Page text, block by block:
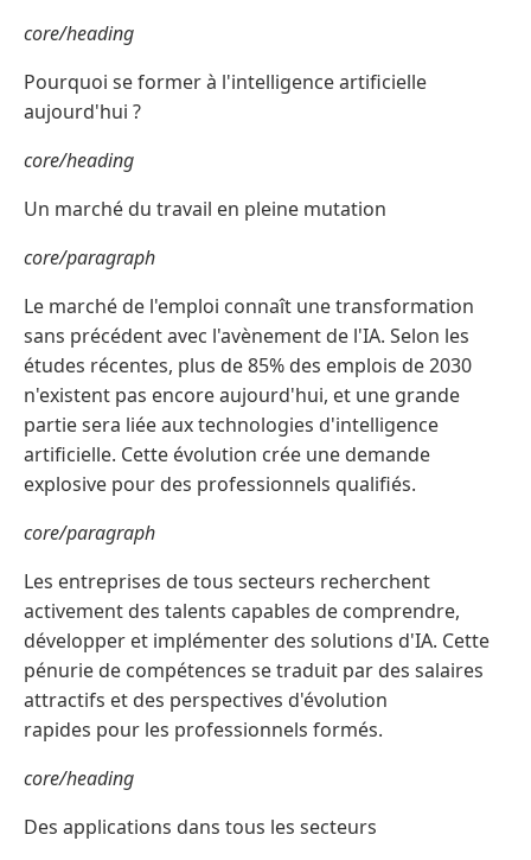
core/heading
Pourquoi se former à l'intelligence artificielle
aujourd'hui ?
core/heading
Un marché du travail en pleine mutation
core/paragraph
Le marché de l'emploi connaît une transformation
sans précédent avec l'avènement de l'IA. Selon les
études récentes, plus de 85% des emplois de 2030
n'existent pas encore aujourd'hui, et une grande
partie sera liée aux technologies d'intelligence
artificielle. Cette évolution crée une demande
explosive pour des professionnels qualifiés.
core/paragraph
Les entreprises de tous secteurs recherchent
activement des talents capables de comprendre,
développer et implémenter des solutions d'IA. Cette
pénurie de compétences se traduit par des salaires
attractifs et des perspectives d'évolution
rapides pour les professionnels formés.
core/heading
Des applications dans tous les secteurs